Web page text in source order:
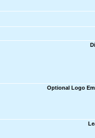
Optional Logo